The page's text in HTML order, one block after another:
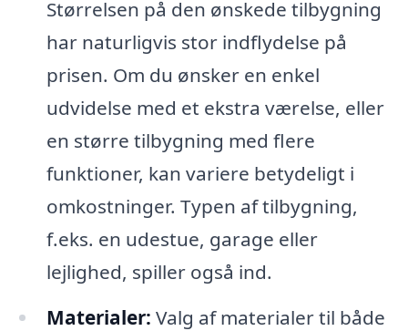
Størrelsen på den ønskede tilbygning
har naturligvis stor indflydelse på
prisen. Om du ønsker en enkel
udvidelse med et ekstra værelse, eller
en større tilbygning med flere
funktioner, kan variere betydeligt i
omkostninger. Typen af tilbygning,
f.eks. en udestue, garage eller
lejlighed, spiller også ind.
Materialer: Valg af materialer til både